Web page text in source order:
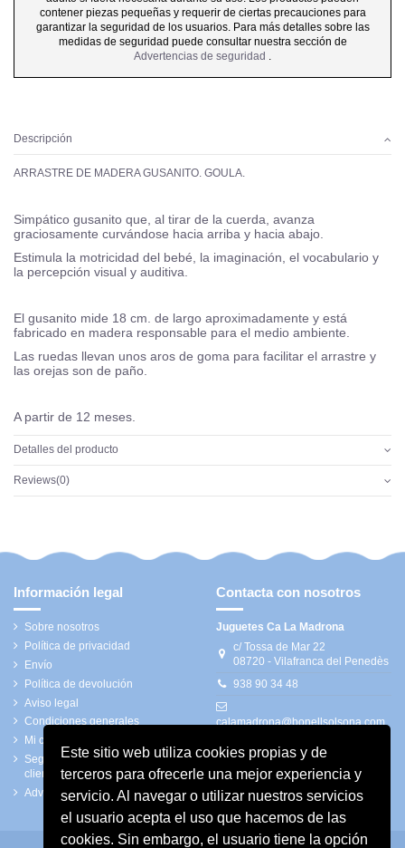
Este sitio web utiliza cookies propias y de
terceros para ofrecerle una mejor experiencia y
servicio. Al navegar o utilizar nuestros servicios
el usuario acepta el uso que hacemos de las
cookies. Sin embargo, el usuario tiene la opción
contener piezas pequeñas y requerir de ciertas precauciones para
garantizar la seguridad de los usuarios. Para más detalles sobre las
medidas de seguridad puede consultar nuestra sección de
Advertencias de seguridad .
Descripción
ARRASTRE DE MADERA GUSANITO. GOULA.
Simpático gusanito que, al tirar de la cuerda, avanza
graciosamente curvándose hacia arriba y hacia abajo.
Estimula la motricidad del bebé, la imaginación, el vocabulario y
la percepción visual y auditiva.
El gusanito mide 18 cm. de largo aproximadamente y está
fabricado en madera responsable para el medio ambiente.
Las ruedas llevan unos aros de goma para facilitar el arrastre y
las orejas son de paño.
A partir de 12 meses.
Detalles del producto
Reviews(0)
Información legal
Sobre nosotros
Política de privacidad
Envío
Política de devolución
Aviso legal
Condiciones generales
Mi cuenta
Seguimiento de pedidos de
clientes invitados
Advertencias de seguridad
Contacta con nosotros
Juguetes Ca La Madrona
c/ Tossa de Mar 22
08720 - Vilafranca del Penedès
938 90 34 48
calamadrona@bonellsolsona.com